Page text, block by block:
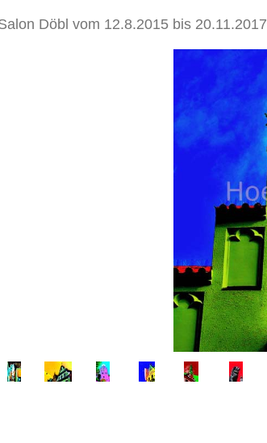
Döbl vom 12.8.2015 bis 20.11.2017